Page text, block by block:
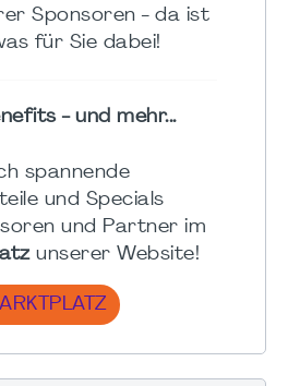
Sponsoren - da ist
für Sie dabei!
- und mehr...
spannende
und Specials
und Partner im
unserer Website!